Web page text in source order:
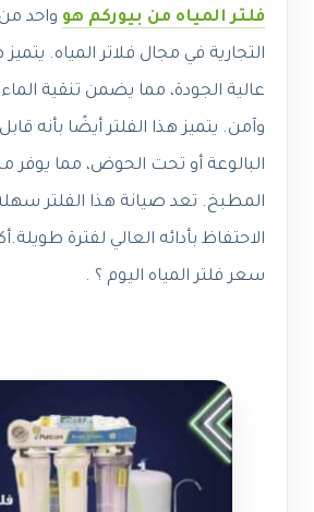
فلتر المياه من بيوركم هو واحد
التجارية في مجال فلاتر المياه. يتميز
عالية الجودة، مما يضمن تنقية
وآمن. يتميز هذا الفلتر أيضًا بأنه
البالوعة أو تحت الحوض، مما يوفر
المطبخ. تعد صيانة هذا الفلتر
الاحتفاظ بأدائه العالي لفترة
سعر فلتر المياه اليوم ؟ .